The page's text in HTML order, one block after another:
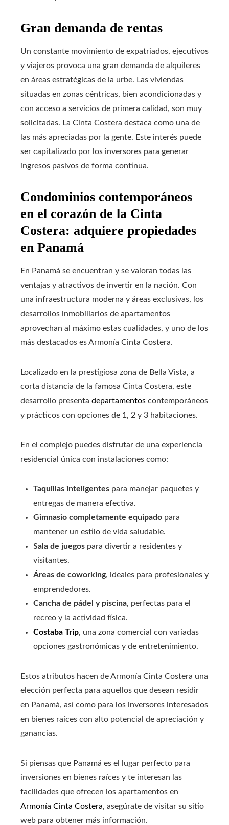
Gran demanda de rentas
Un constante movimiento de expatriados, ejecutivos
y viajeros provoca una gran demanda de alquileres
en áreas estratégicas de la urbe. Las viviendas
situadas en zonas céntricas, bien acondicionadas y
con acceso a servicios de primera calidad, son muy
solicitadas. La Cinta Costera destaca como una de
las más apreciadas por la gente. Este interés puede
ser capitalizado por los inversores para generar
ingresos pasivos de forma continua.
Condominios contemporáneos
en el corazón de la Cinta
Costera: adquiere propiedades
en Panamá
En Panamá se encuentran y se valoran todas las
ventajas y atractivos de invertir en la nación. Con
una infraestructura moderna y áreas exclusivas, los
desarrollos inmobiliarios de apartamentos
aprovechan al máximo estas cualidades, y uno de los
más destacados es Armonía Cinta Costera.
Localizado en la prestigiosa zona de Bella Vista, a
corta distancia de la famosa Cinta Costera, este
desarrollo presenta departamentos contemporáneos
y prácticos con opciones de 1, 2 y 3 habitaciones.
En el complejo puedes disfrutar de una experiencia
residencial única con instalaciones como:
Taquillas inteligentes para manejar paquetes y
entregas de manera efectiva.
Gimnasio completamente equipado para
mantener un estilo de vida saludable.
Sala de juegos para divertir a residentes y
visitantes.
Áreas de coworking, ideales para profesionales y
emprendedores.
Cancha de pádel y piscina, perfectas para el
recreo y la actividad física.
Costaba Trip, una zona comercial con variadas
opciones gastronómicas y de entretenimiento.
Estos atributos hacen de Armonía Cinta Costera una
elección perfecta para aquellos que desean residir
en Panamá, así como para los inversores interesados
en bienes raíces con alto potencial de apreciación y
ganancias.
Si piensas que Panamá es el lugar perfecto para
inversiones en bienes raíces y te interesan las
facilidades que ofrecen los apartamentos en
Armonía Cinta Costera, asegúrate de visitar su sitio
web para obtener más información.